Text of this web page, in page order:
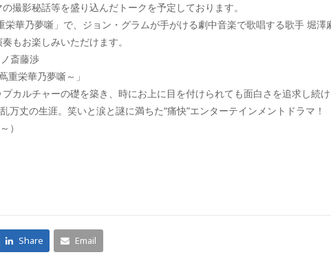
撮影秘話等を盛り込んだトークを予定しております。
栄華乃夢噺」で、ジョン・グラムが手がける劇中音楽で歌唱する歌手 堀澤
もお楽しみいただけます。
斎藤渉
重栄華乃夢噺～」
カルチャーの礎を築き、時にお上に目を付けられても面白さを追求し続
万丈の生涯。笑いと涙と謎に満ちた“痛快”エンターテインメントドラマ！
）
Share Email